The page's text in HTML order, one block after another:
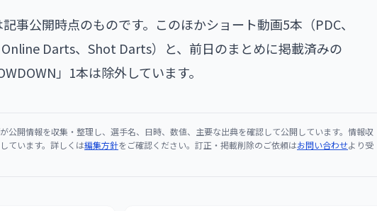
事公開時点のものです。このほかショート動画5本（PDC、
Darts、Shot Darts）と、前日のまとめに掲載済みの
」1本は除外しています。
が公開情報を収集・整理し、選手名、日時、数値、主要な出典を確認して公開しています。情報収
ています。詳しくは編集方針をご確認ください。訂正・掲載削除のご依頼はお問い合わせより受